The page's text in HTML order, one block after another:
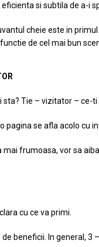
si subtila de a-i
cheie este in
de cel mai bun
sta? Tie – vizitator – ce-ti
pagina se afla acolo cu
frumoasa, vor sa
cu ce va primi.
beneficii. In general, 3